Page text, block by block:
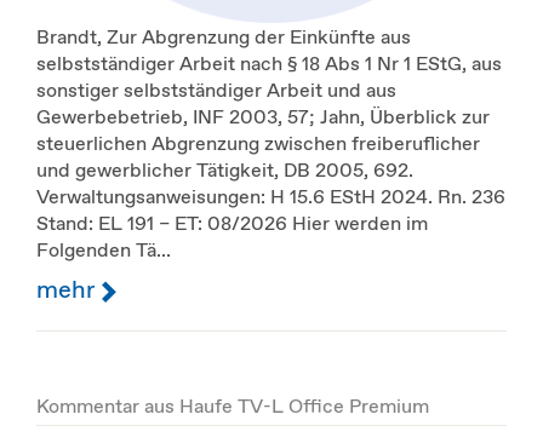
Brandt, Zur Abgrenzung der Einkünfte aus
selbstständiger Arbeit nach § 18 Abs 1 Nr 1 EStG, aus
sonstiger selbstständiger Arbeit und aus
Gewerbebetrieb, INF 2003, 57; Jahn, Überblick zur
steuerlichen Abgrenzung zwischen freiberuflicher
und gewerblicher Tätigkeit, DB 2005, 692.
Verwaltungsanweisungen: H 15.6 EStH 2024. Rn. 236
Stand: EL 191 – ET: 08/2026 Hier werden im
Folgenden Tä...
mehr
Kommentar aus Haufe TV-L Office Premium